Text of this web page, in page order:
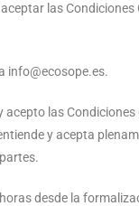
las Condiciones
info@ecosope.es.
las
y acepta
desde la